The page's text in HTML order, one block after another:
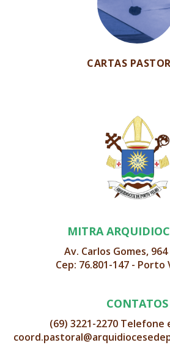
CARTAS
MITRA
Av. Carlos Gomes,
Cep: 76.801-147 - Porto
CONTATOS
(69) 3221-2270 Telefone